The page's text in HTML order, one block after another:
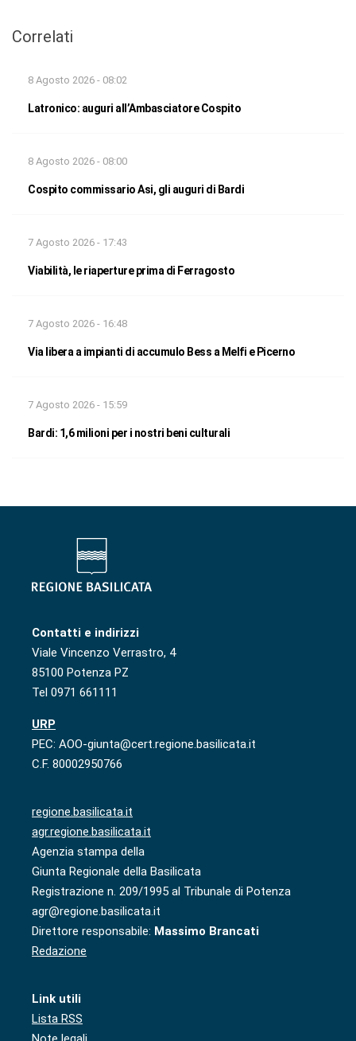
Correlati
8 Agosto 2026 - 08:02
Latronico: auguri all’Ambasciatore Cospito
8 Agosto 2026 - 08:00
Cospito commissario Asi, gli auguri di Bardi
7 Agosto 2026 - 17:43
Viabilità, le riaperture prima di Ferragosto
7 Agosto 2026 - 16:48
Via libera a impianti di accumulo Bess a Melfi e Picerno
7 Agosto 2026 - 15:59
Bardi: 1,6 milioni per i nostri beni culturali
Contatti e indirizzi
Viale Vincenzo Verrastro, 4
85100 Potenza PZ
Tel 0971 661111
URP
PEC: AOO-giunta@cert.regione.basilicata.it
C.F. 80002950766
regione.basilicata.it
agr.regione.basilicata.it
Agenzia stampa della
Giunta Regionale della Basilicata
Registrazione n. 209/1995 al Tribunale di Potenza
agr@regione.basilicata.it
Direttore responsabile: Massimo Brancati
Redazione
Link utili
Lista RSS